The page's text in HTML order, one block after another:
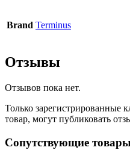
Brand Terminus
Отзывы
Отзывов пока нет.
Только
товар, могут публиковать
Сопутствующие